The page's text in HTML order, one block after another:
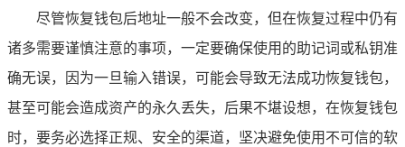
尽管恢复钱包后地址一般不会改变，但在恢复过程中仍有
诸多需要谨慎注意的事项，一定要确保使用的助记词或私钥准
确无误，因为一旦输入错误，可能会导致无法成功恢复钱包，
甚至可能会造成资产的永久丢失，后果不堪设想，在恢复钱包
时，要务必选择正规、安全的渠道，坚决避免使用不可信的软